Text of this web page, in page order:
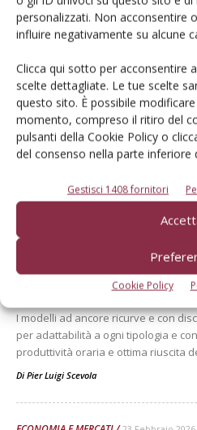
personalizzati. Non acconsentire
influire negativamente su alcune
Clicca qui sotto per acconsentire
scelte dettagliate. Le tue scelte
questo sito. È possibile
momento, compreso il ritiro del
pulsanti della Cookie Policy o
del consenso nella parte inferiore
Gestisci 1408 fornitori
Cookie Policy
Cerca
Dalla stessa categoria
TECNICA
Coltivatori
l’agricoltura moderna
I modelli ad ancore ricurve e con
per adattabilità a ogni tipologia e
produttività oraria e ottima riuscita
Di Pier Luigi Scevola